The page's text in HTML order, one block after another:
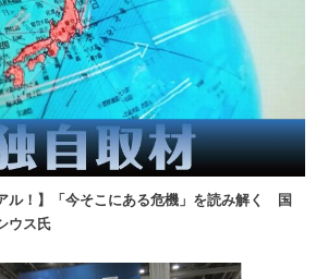
ル！】「今そこにある危機」を読み解く 国
ウス氏